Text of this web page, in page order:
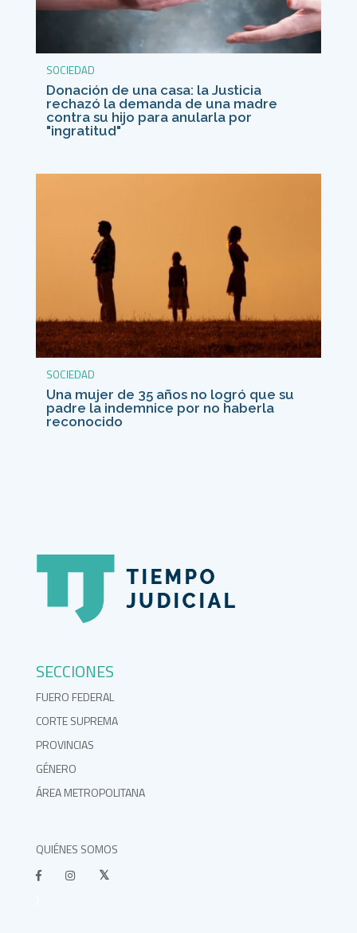
SOCIEDAD
Donación de una casa: la Justicia
rechazó la demanda de una madre
contra su hijo para anularla por
"ingratitud"
SOCIEDAD
Una mujer de 35 años no logró que su
padre la indemnice por no haberla
reconocido
SECCIONES
FUERO FEDERAL
CORTE SUPREMA
PROVINCIAS
GÉNERO
ÁREA METROPOLITANA
QUIÉNES SOMOS